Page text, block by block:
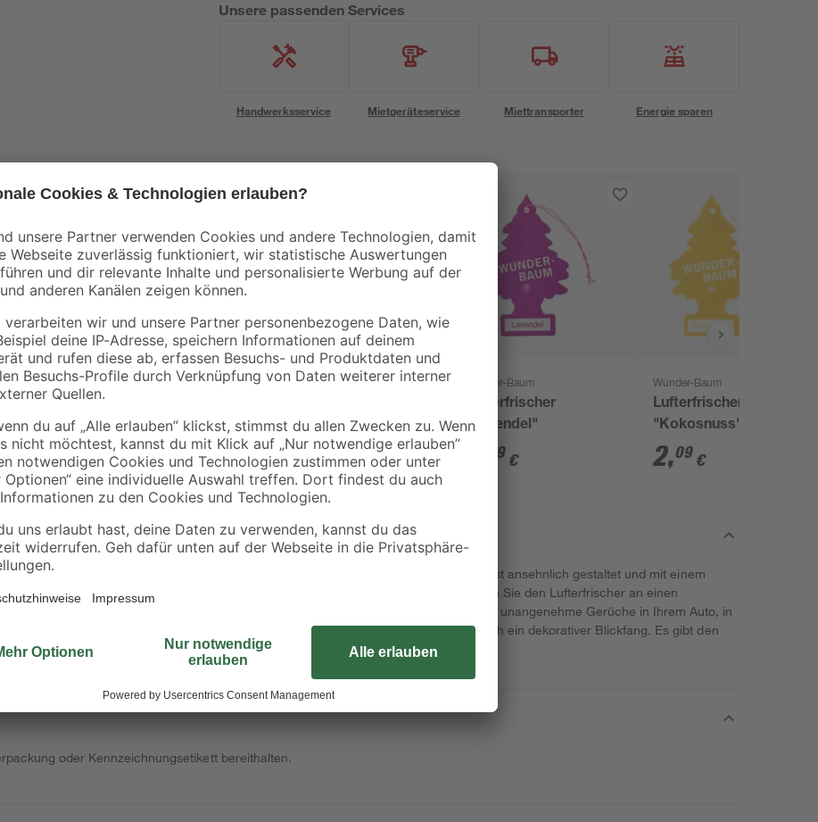
Unsere passenden Services
Handwerksservice Mietgeräteservice Miettransporter Energie sparen
Wunder-Baum
"Vanillaroma"
2,09€
Wunder-Baum
2,09€
Wunder-Baum
Lufterfrischer
"Lavendel"
09 €
Wunder-Baum
Lufterfrischer
"Kokosnuss"
2,09 €
Dieser Lufterfrischer ist vielseitig einsetzbar. Er ist ansehnlich gestaltet und mit einem
angenehmen Duft versehen. Hängen oder clipen Sie den Lufterfrischer an einen
geeigneten Ort. Im Nu vertreibt er störende oder unangenehme Gerüche in Ihrem Auto, in
der Werkstatt oder im Keller. Nebenbei ist er auch ein dekorativer Blickfang. Es gibt den
Lufterfrischer mit verschiedenen Düften.
oder Kennzeichnungsetikett bereithalten.